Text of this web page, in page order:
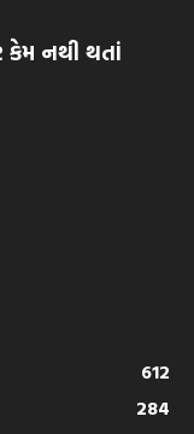
નથી થતાં
612
284